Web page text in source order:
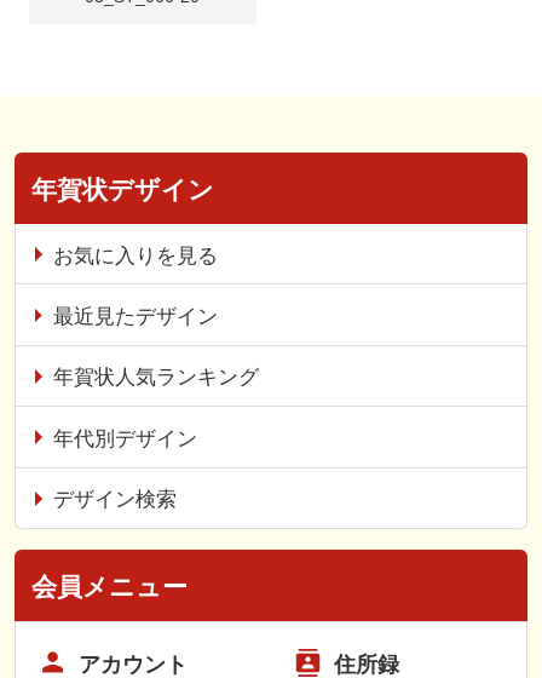
年賀状デザイン
お気に入りを見る
最近見たデザイン
年賀状人気ランキング
年代別デザイン
デザイン検索
会員メニュー
アカウント 住所録